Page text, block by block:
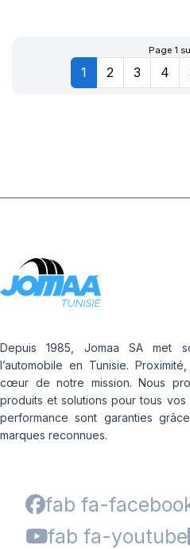
Page 1
1 2 3 4
Depuis 1985, Jomaa SA met
l’automobile en Tunisie.
cœur de notre mission. Nous
produits et solutions pour tous
performance sont garanties
marques reconnues.
fab fa-
fab fa-youtube